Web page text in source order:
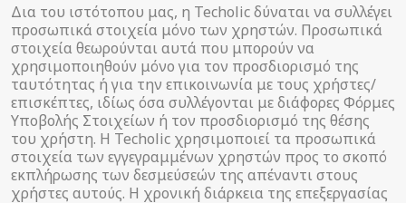
Δια του ιστότοπου μας, η Techolic δύναται να συλλέγει
προσωπικά στοιχεία μόνο των χρηστών. Προσωπικά
στοιχεία θεωρούνται αυτά που μπορούν να
χρησιμοποιηθούν μόνο για τον προσδιορισμό της
ταυτότητας ή για την επικοινωνία με τους χρήστες/
επισκέπτες, ιδίως όσα συλλέγονται με διάφορες Φόρμες
Υποβολής Στοιχείων ή τον προσδιορισμό της θέσης
του χρήστη. Η Techolic χρησιμοποιεί τα προσωπικά
στοιχεία των εγγεγραμμένων χρηστών προς το σκοπό
εκπλήρωσης των δεσμεύσεών της απέναντι στους
χρήστες αυτούς. Η χρονική διάρκεια της επεξεργασίας